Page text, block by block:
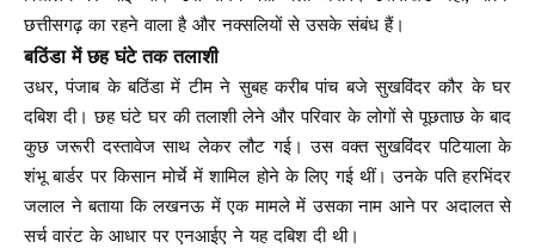
छत्तीसगढ़ का रहने वाला है और नक्सलियों से उसके संबंध हैं।
बठिंडा में छह घंटे तक तलाशी
उधर, पंजाब के बठिंडा में टीम ने सुबह करीब पांच बजे सुखविंदर कौर के घर
दबिश दी। छह घंटे घर की तलाशी लेने और परिवार के लोगों से पूछताछ के बाद
कुछ जरूरी दस्तावेज साथ लेकर लौट गई। उस वक्त सुखविंदर पटियाला के
शंभू बार्डर पर किसान मोर्चे में शामिल होने के लिए गई थीं। उनके पति हरभिंदर
जलाल ने बताया कि लखनऊ में एक मामले में उसका नाम आने पर अदालत से
सर्च वारंट के आधार पर एनआईए ने यह दबिश दी थी।